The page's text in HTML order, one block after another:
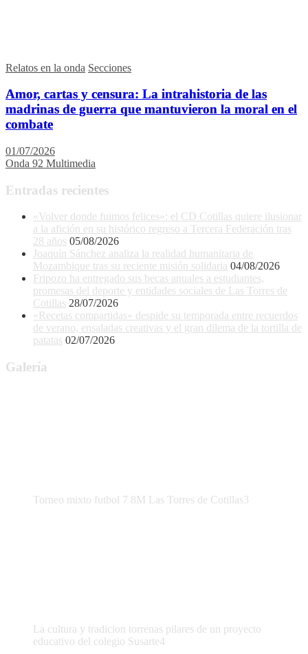
Relatos en la onda Secciones
Amor, cartas y censura: La intrahistoria de las
madrinas de guerra que mantuvieron la moral en el
combate
01/07/2026
Onda 92 Multimedia
Entradas recientes
«Volver donde fuimos felices»: el CD Cotillas quiere ilusionar
a la afición en su histórico regreso a Tercera Federación tras
28 años 05/08/2026
Joaquín Sánchez analiza la realidad humanitaria de
Mozambique tras su reciente misión solidaria 04/08/2026
Fripozo ha entregado sus becas anuales a estudiantes,
promesas del deporte y entidades sociales de Las Torres de
Cotillas 28/07/2026
«Recetas compartidas» despide su temporada entre recuerdos
de verano, ensaladas creativas y el gran dilema de la tortilla de
patatas 02/07/2026
Galería
Torneo mixto futbol 7 8M Las Torres de Cotillas3
La cultura y tradicion torrenas pilares de un proyecto
educativo del colegio Susarte4